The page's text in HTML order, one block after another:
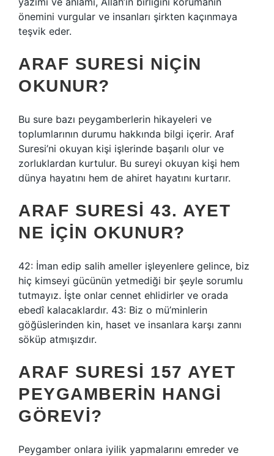
önemini vurgular ve insanları şirkten kaçınmaya
teşvik eder.
ARAF SURESI NIÇIN
OKUNUR?
Bu sure bazı peygamberlerin hikayeleri ve
toplumlarının durumu hakkında bilgi içerir. Araf
Suresi’ni okuyan kişi işlerinde başarılı olur ve
zorluklardan kurtulur. Bu sureyi okuyan kişi hem
dünya hayatını hem de ahiret hayatını kurtarır.
ARAF SURESI 43. AYET
NE IÇIN OKUNUR?
42: İman edip salih ameller işleyenlere gelince, biz
hiç kimseyi gücünün yetmediği bir şeyle sorumlu
tutmayız. İşte onlar cennet ehlidirler ve orada
ebedî kalacaklardır. 43: Biz o mü’minlerin
göğüslerinden kin, haset ve insanlara karşı zannı
söküp atmışızdır.
ARAF SURESI 157 AYET
PEYGAMBERIN HANGI
GÖREVI?
Peygamber onlara iyilik yapmalarını emreder ve